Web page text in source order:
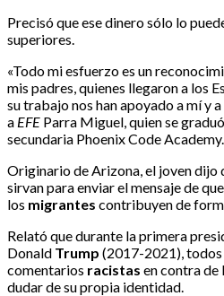
Precisó que ese dinero sólo lo
superiores.
«Todo mi esfuerzo es un
mis padres, quienes llegaron a los
su trabajo nos han apoyado a mí y
a EFE Parra Miguel, quien se
secundaria Phoenix Code Academy.
Originario de Arizona, el joven dijo
sirvan para enviar el mensaje de que
los migrantes contribuyen de
Relató que durante la primera
Donald Trump (2017-2021), todos
comentarios racistas en contra de
dudar de su propia identidad.